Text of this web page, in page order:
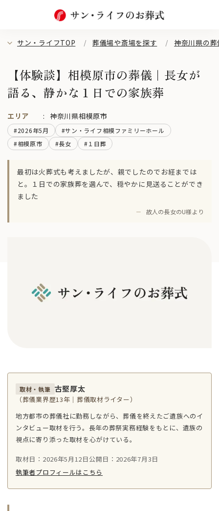
サン・ライフTOP 葬儀場や斎場を探す 神奈川県の
【体験談】相模原市の葬儀｜長女が
語る、静かな１日での家族葬
エリア 神奈川県相模原市
#2026年5月
#サン・ライフ相模ファミリーホール
#相模原市
#長女 #１日葬
最初は火葬式も考えましたが、親でしたのでお経までは
と。１日での家族葬を選んで、穏やかに見送ることができ
ました
－ 故人の長女のU様より
取材・執筆 古堅厚太
（葬儀業界歴13年｜葬儀取材ライター）
地方都市の葬儀社に勤務しながら、葬儀を終えたご遺族へのイ
ンタビュー取材を行う。長年の葬祭実務経験をもとに、遺族の
視点に寄り添った取材を心がけている。
取材日：2026年5月12日公開日：2026年7月3日
執筆者プロフィールはこちら